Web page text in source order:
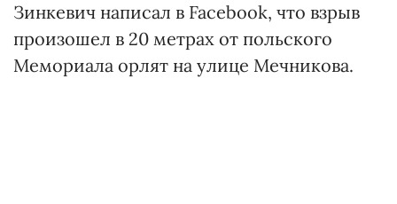
Зинкевич написал в Facebook, что взрыв
произошел в 20 метрах от польского
Мемориала орлят на улице Мечникова.